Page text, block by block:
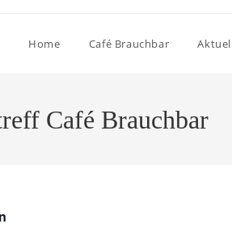
Home Café Brauchbar
Café Brauchbar